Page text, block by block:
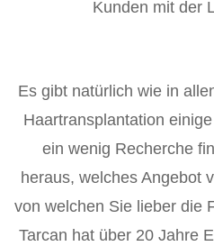
Kunden mit der
Es gibt natürlich wie in
Haartransplantation
ein wenig Recherche
heraus, welches Angebot
von welchen Sie lieber die
Tarcan hat über 20 Jahre